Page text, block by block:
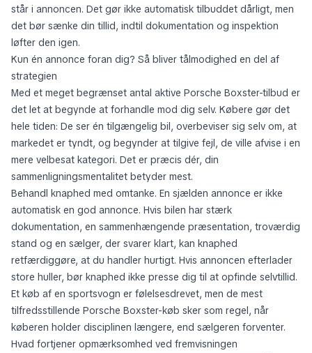
står i annoncen. Det gør ikke automatisk tilbuddet dårligt, men
det bør sænke din tillid, indtil dokumentation og inspektion
løfter den igen.
Kun én annonce foran dig? Så bliver tålmodighed en del af
strategien
Med et meget begrænset antal aktive Porsche Boxster-tilbud er
det let at begynde at forhandle mod dig selv. Købere gør det
hele tiden: De ser én tilgængelig bil, overbeviser sig selv om, at
markedet er tyndt, og begynder at tilgive fejl, de ville afvise i en
mere velbesat kategori. Det er præcis dér, din
sammenligningsmentalitet betyder mest.
Behandl knaphed med omtanke. En sjælden annonce er ikke
automatisk en god annonce. Hvis bilen har stærk
dokumentation, en sammenhængende præsentation, troværdig
stand og en sælger, der svarer klart, kan knaphed
retfærdiggøre, at du handler hurtigt. Hvis annoncen efterlader
store huller, bør knaphed ikke presse dig til at opfinde selvtillid.
Et køb af en sportsvogn er følelsesdrevet, men de mest
tilfredsstillende Porsche Boxster-køb sker som regel, når
køberen holder disciplinen længere, end sælgeren forventer.
Hvad fortjener opmærksomhed ved fremvisningen